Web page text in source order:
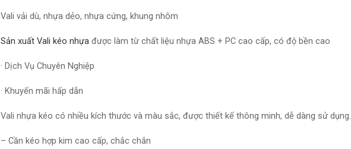
Vali vải dù, nhựadẻo, nhựacứng, khung nhôm
Sản xuất Vali kéo nhựađược làm từ chất liệu nhựa ABS + PC cao cấp, có độ bền cao
· Dịch Vụ Chuyên Nghiệp
· Khuyến mãi hấp dẫn
Vali nhựakéo có nhiều kích thước và màu sắc, được thiết kế thông minh, dễ dàng sử dụng.
– Cần kéo hợp kim cao cấp, chắc chắn